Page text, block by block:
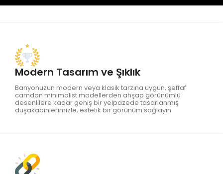
Modern Tasarım ve Şıklık
Banyonuzun modern veya klasik tarzına uygun, şeffaf
camdan minimalist modellerden ahşap görünümlü
desenlilere kadar geniş bir yelpazede tasarlanmış
duşakabinlerimizle, estetik bir görünüm sağlayın